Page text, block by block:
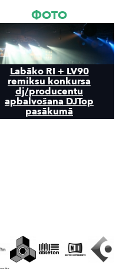
ФОТО
Labāko RI + LV90
remiksu konkursa
dj/producentu
apbalvošana DJTop
pasākumā